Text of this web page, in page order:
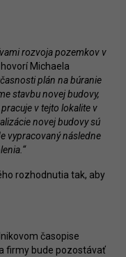
rozvoja pozemkov v
Michaela
plán na búranie
stavbu novej budovy,
v tejto lokalite v
novej budovy sú
vypracovaný následne
rozhodnutia tak, aby
časopise
firmy bude pozostávať